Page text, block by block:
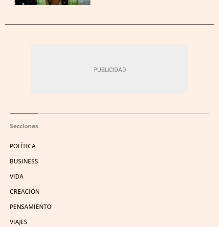
Secciones
POLÍTICA
BUSINESS
VIDA
CREACIÓN
PENSAMIENTO
VIAJES